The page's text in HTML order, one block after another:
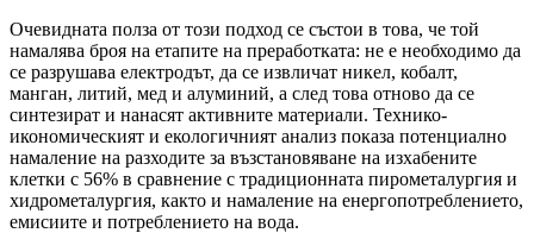
Очевидната полза от този подход се състои в това, че той
намалява броя на етапите на преработката: не е необходимо да
се разрушава електродът, да се извличат никел, кобалт,
манган, литий, мед и алуминий, а след това отново да се
синтезират и нанасят активните материали. Технико-
икономическият и екологичният анализ показа потенциално
намаление на разходите за възстановяване на изхабените
клетки с 56% в сравнение с традиционната пирометалургия и
хидрометалургия, както и намаление на енергопотреблението,
емисиите и потреблението на вода.